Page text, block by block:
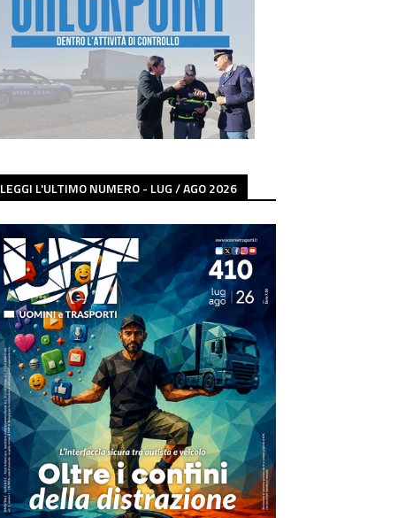
LEGGI L'ULTIMO NUMERO - LUG / AGO 2026